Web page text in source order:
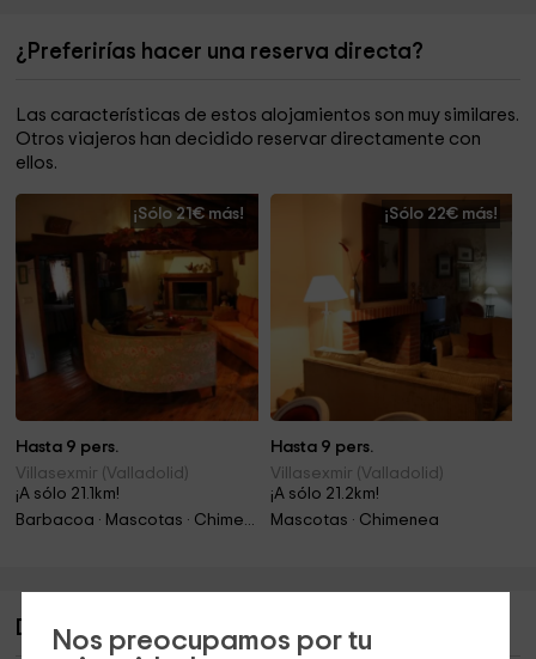
Nos preocupamos por tu
¿Preferirías hacer una reserva directa?
Las características de estos alojamientos son muy similares.
Otros viajeros han decidido reservar directamente con
ellos.
¡Sólo 21€ más!
Hasta 9 pers.
Villasexmir (Valladolid)
¡A sólo 21.1km!
Barbacoa · Mascotas · Chimenea
¡Sólo 22€ más!
Hasta 9 pers.
Villasexmir (Valladolid)
¡A sólo 21.2km!
Mascotas · Chimenea
Descripción de Casa Rural el Arriero